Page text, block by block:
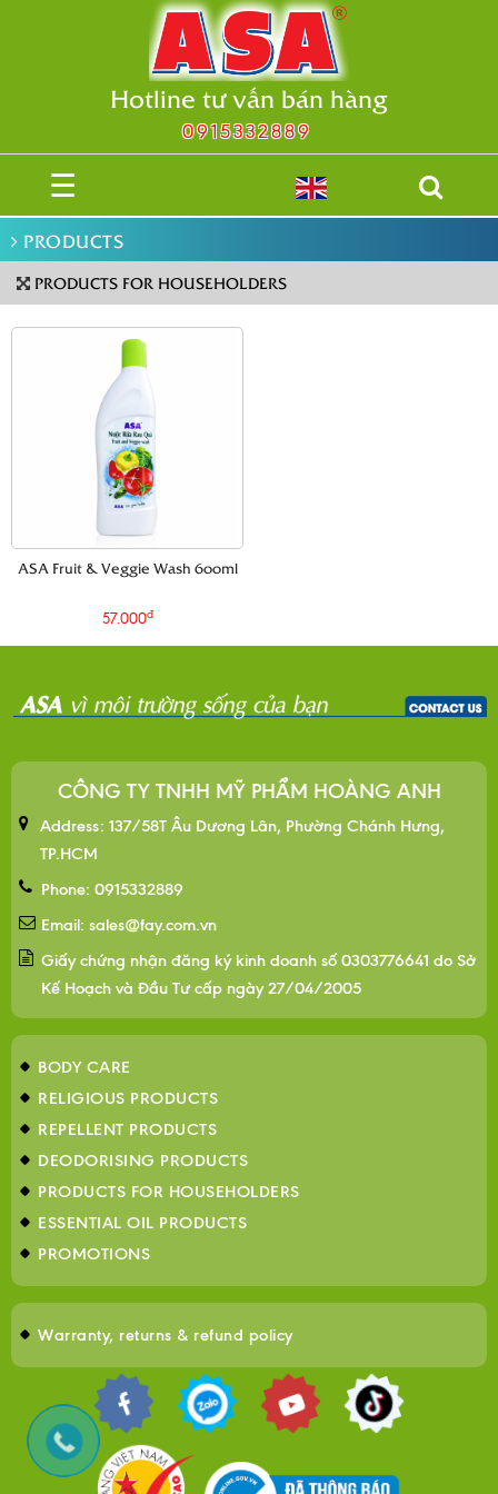
Hotline tư vấn bán hàng
0915332889
☰
PRODUCTS
PRODUCTS FOR HOUSEHOLDERS
ASA Fruit & Veggie Wash 600ml
57.000đ
CÔNG TY TNHH MỸ PHẨM HOÀNG ANH
Address: 137/58T Âu Dương Lân, Phường Chánh Hưng,
TP.HCM
Phone: 0915332889
Email: sales@fay.com.vn
Giấy chứng nhận đăng ký kinh doanh số 0303776641 do Sở
Kế Hoạch và Đầu Tư cấp ngày 27/04/2005
BODY CARE
RELIGIOUS PRODUCTS
REPELLENT PRODUCTS
DEODORISING PRODUCTS
PRODUCTS FOR HOUSEHOLDERS
ESSENTIAL OIL PRODUCTS
PROMOTIONS
Warranty, returns & refund policy